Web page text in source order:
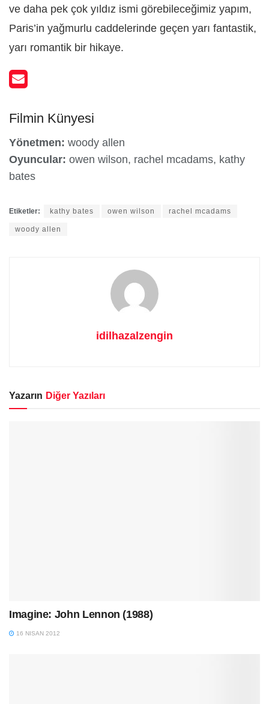
ve daha pek çok yıldız ismi görebileceğimiz yapım,
Paris’in yağmurlu caddelerinde geçen yarı fantastik,
yarı romantik bir hikaye.
Filmin Künyesi
Yönetmen: woody allen
Oyuncular: owen wilson, rachel mcadams, kathy
bates
Etiketler: kathy bates owen wilson rachel mcadams
woody allen
idilhazalzengin
Yazarın Diğer Yazıları
Imagine: John Lennon (1988)
16 NISAN 2012